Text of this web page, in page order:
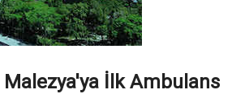
İlk Ambulans